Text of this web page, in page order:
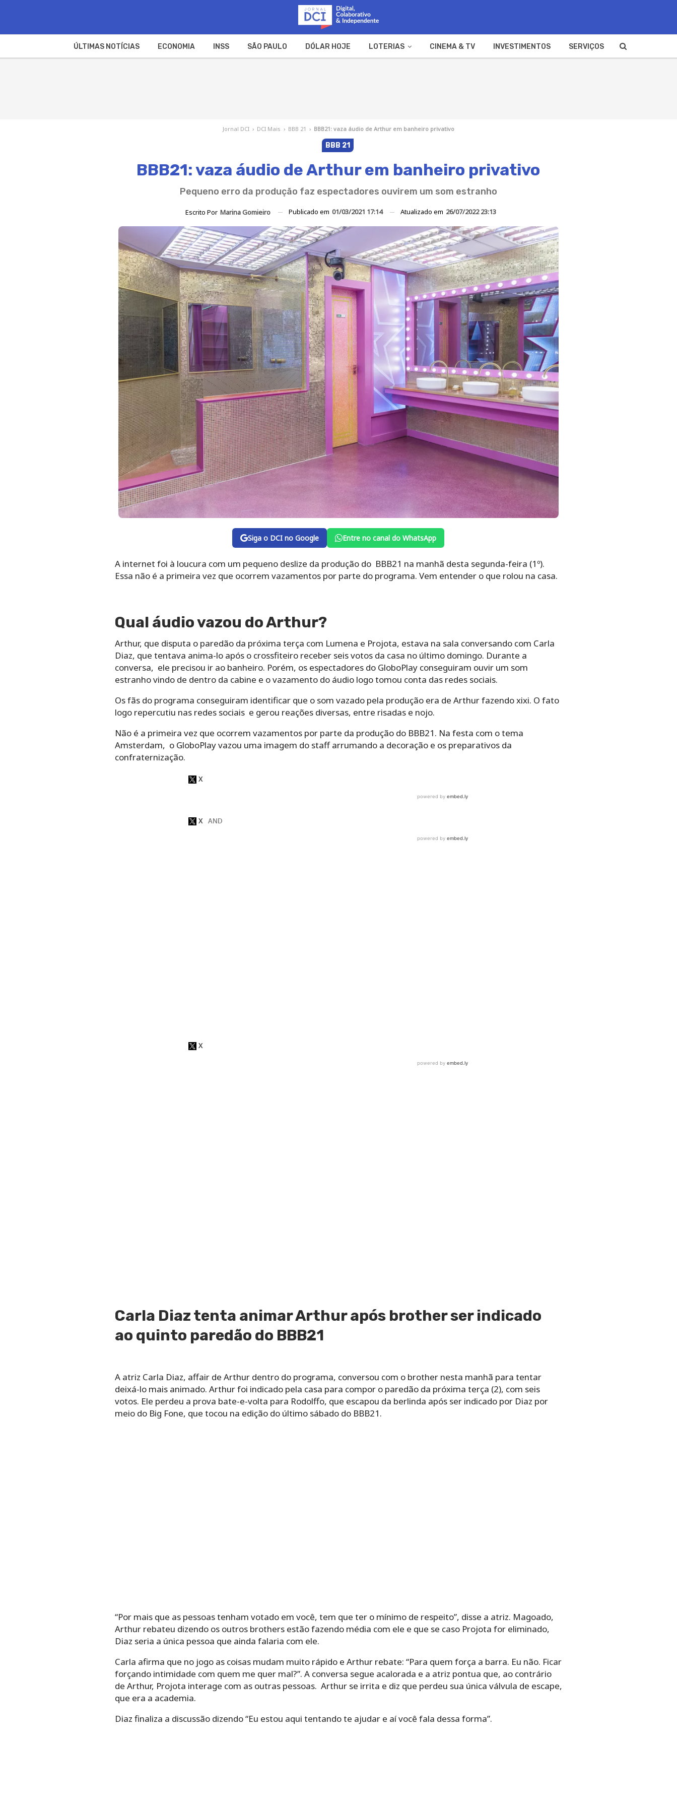
ÚLTIMAS NOTÍCIAS ECONOMIA INSS SÃO PAULO DÓLAR HOJE LOTERIAS CINEMA & TV INVESTIMENTOS SERVIÇOS
Jornal DCI › DCI Mais › BBB 21 › BBB21: vaza áudio de Arthur em banheiro privativo
BBB 21
BBB21: vaza áudio de Arthur em banheiro privativo
Pequeno erro da produção faz espectadores ouvirem um som estranho
Escrito Por Marina Gomieiro Publicado em 01/03/2021 17:14 Atualizado em 26/07/2022 23:13
Siga o DCI no Google Entre no canal do WhatsApp
A internet foi à loucura com um pequeno deslize da produção do BBB21 na manhã desta segunda-feira (1º).
Essa não é a primeira vez que ocorrem vazamentos por parte do programa. Vem entender o que rolou na casa.
Qual áudio vazou do Arthur?
Arthur, que disputa o paredão da próxima terça com Lumena e Projota, estava na sala conversando com Carla
Diaz, que tentava anima-lo após o crossfiteiro receber seis votos da casa no último domingo. Durante a
conversa, ele precisou ir ao banheiro. Porém, os espectadores do GloboPlay conseguiram ouvir um som
estranho vindo de dentro da cabine e o vazamento do áudio logo tomou conta das redes sociais.
Os fãs do programa conseguiram identificar que o som vazado pela produção era de Arthur fazendo xixi. O fato
logo repercutiu nas redes sociais e gerou reações diversas, entre risadas e nojo.
Não é a primeira vez que ocorrem vazamentos por parte da produção do BBB21. Na festa com o tema
Amsterdam, o GloboPlay vazou uma imagem do staff arrumando a decoração e os preparativos da
confraternização.
Carla Diaz tenta animar Arthur após brother ser indicado
ao quinto paredão do BBB21
A atriz Carla Diaz, affair de Arthur dentro do programa, conversou com o brother nesta manhã para tentar
deixá-lo mais animado. Arthur foi indicado pela casa para compor o paredão da próxima terça (2), com seis
votos. Ele perdeu a prova bate-e-volta para Rodolffo, que escapou da berlinda após ser indicado por Diaz por
meio do Big Fone, que tocou na edição do último sábado do BBB21.
“Por mais que as pessoas tenham votado em você, tem que ter o mínimo de respeito”, disse a atriz. Magoado,
Arthur rebateu dizendo os outros brothers estão fazendo média com ele e que se caso Projota for eliminado,
Diaz seria a única pessoa que ainda falaria com ele.
Carla afirma que no jogo as coisas mudam muito rápido e Arthur rebate: “Para quem força a barra. Eu não. Ficar
forçando intimidade com quem me quer mal?”. A conversa segue acalorada e a atriz pontua que, ao contrário
de Arthur, Projota interage com as outras pessoas. Arthur se irrita e diz que perdeu sua única válvula de escape,
que era a academia.
Diaz finaliza a discussão dizendo “Eu estou aqui tentando te ajudar e aí você fala dessa forma”.